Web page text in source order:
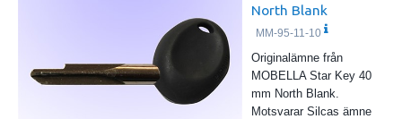
North Blank
MM-95-11-10
Originalämne från
MOBELLA Star Key 40
mm North Blank.
Motsvarar Silcas ämne